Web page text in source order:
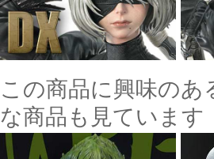
この商品に興味のあ
な商品も見ています